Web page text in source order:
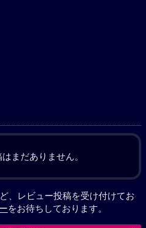
まだありません。
、レビュー投稿を受け付けてお
をお待ちしております。